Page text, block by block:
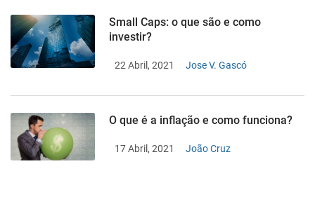
Small Caps: o que são e como
investir?
22 Abril, 2021 Jose V. Gascó
O que é a inflação e como funciona?
17 Abril, 2021 João Cruz